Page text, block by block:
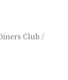
Club /